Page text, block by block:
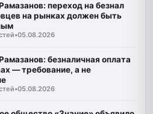
переход на безнал
на рынках должен быть
•05.08.2026
безналичная оплата
— требование, а не
•05.08.2026